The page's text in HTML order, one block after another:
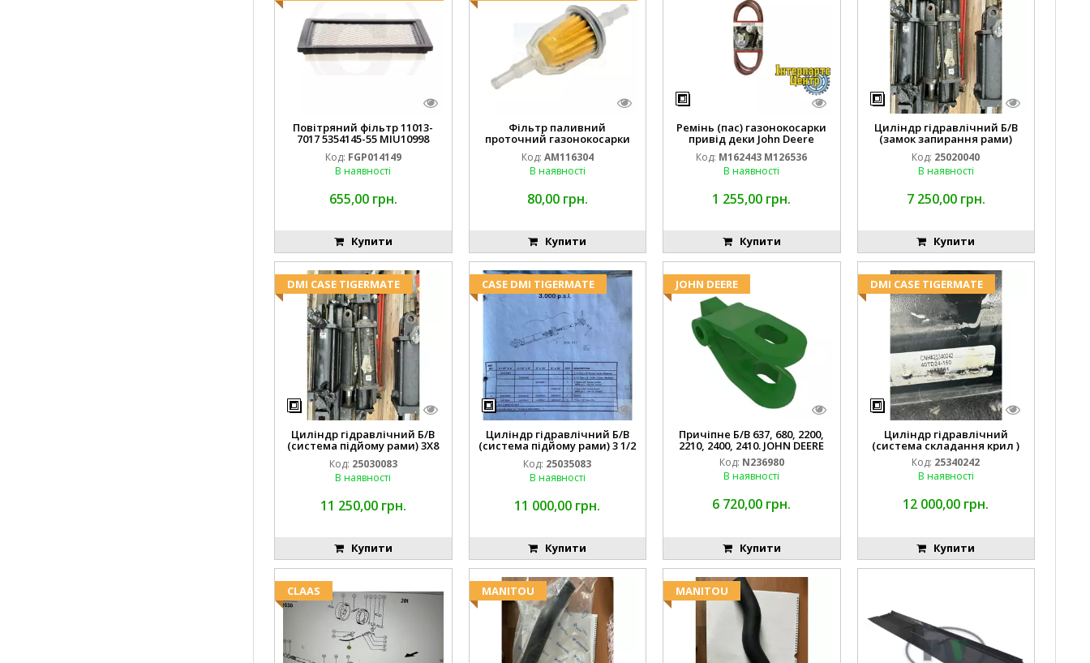
Повітряний фільтр 11013-
7017 5354145-55 MIU10998
FGP014149
Код: FGP014149
В наявності
655,00 грн.
Купити
Фільтр паливний
проточний газонокосарки
JOHN DEERE AM116304 GY20709
Код: AM116304
В наявності
80,00 грн.
Купити
Ремінь (пас) газонокосарки
привід деки John Deere
M162443 M126536
Код: M162443 M126536
В наявності
1 255,00 грн.
Купити
Циліндр гідравлічний Б/В
(замок запирання рами)
2''X4'' 25320040
Код: 25020040
В наявності
7 250,00 грн.
Купити
DMI CASE TIGERMATE
Циліндр гідравлічний Б/В
(система підйому рами) 3X8
87423768
Код: 25030083
В наявності
11 250,00 грн.
Купити
CASE DMI TIGERMATE
Циліндр гідравлічний Б/В
(система підйому рами) 3 1/2
84255910
Код: 25035083
В наявності
11 000,00 грн.
Купити
JOHN DEERE
Причіпне Б/В 637, 680, 2200,
2210, 2400, 2410. JOHN DEERE
Код: N236980
В наявності
6 720,00 грн.
Купити
DMI CASE TIGERMATE
Циліндр гідравлічний
(система складання крил )
Код: 25340242
В наявності
12 000,00 грн.
Купити
CLAAS MANITOU MANITOU